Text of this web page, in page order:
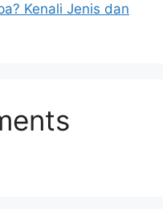
Kenali Jenis dan